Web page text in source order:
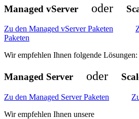
Managed vServer oder
Zu den Managed vServer Paketen
Paketen
Wir empfehlen Ihnen folgende Lösungen:
Managed Server oder
Zu den Managed Server Paketen
Wir empfehlen Ihnen unsere